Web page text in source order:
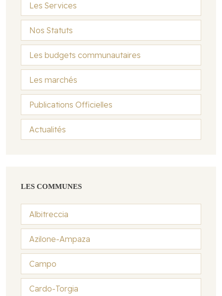
Les Services
Nos Statuts
Les budgets communautaires
Les marchés
Publications Officielles
Actualités
LES COMMUNES
Albitreccia
Azilone-Ampaza
Campo
Cardo-Torgia